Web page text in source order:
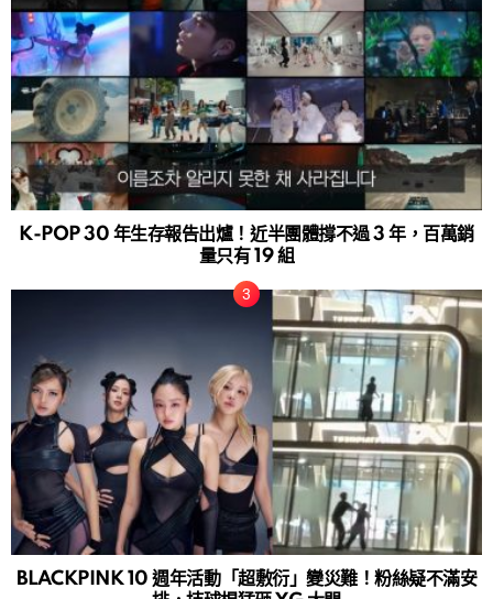
K-POP 30 年生存報告出爐！近半團體撐不過 3 年，百萬銷
量只有 19 組
BLACKPINK 10 週年活動「超敷衍」變災難！粉絲疑不滿安